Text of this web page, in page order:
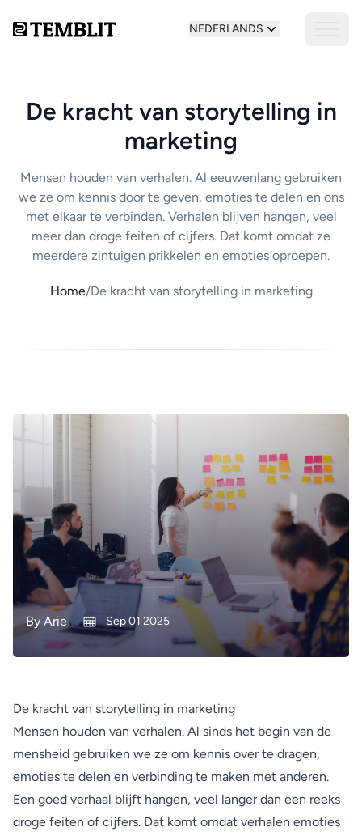
NEDERLANDS
De kracht van storytelling in
marketing
Mensen houden van verhalen. Al eeuwenlang gebruiken
we ze om kennis door te geven, emoties te delen en ons
met elkaar te verbinden. Verhalen blijven hangen, veel
meer dan droge feiten of cijfers. Dat komt omdat ze
meerdere zintuigen prikkelen en emoties oproepen.
Home/De kracht van storytelling in marketing
By Arie Sep 01 2025
De kracht van storytelling in marketing
Mensen houden van verhalen. Al sinds het begin van de
mensheid gebruiken we ze om kennis over te dragen,
emoties te delen en verbinding te maken met anderen.
Een goed verhaal blijft hangen, veel langer dan een reeks
droge feiten of cijfers. Dat komt omdat verhalen emoties